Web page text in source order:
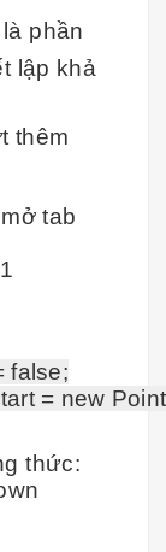
phần
lập khả
thêm
tab
false;
thức: